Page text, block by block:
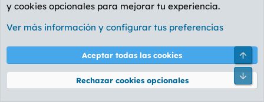
Me he leido el estatuto a grandes rasgos, lo cual es mucho
más que lo que pueden decir algunos que hablan sin tener
ni puta idea.[...]
Haz clic para expandir...
y cookies opcionales para mejorar tu experiencia.
Ver más información y configurar tus preferencias
Aceptar todas las cookies
Rechazar cookies opcionales
Pie